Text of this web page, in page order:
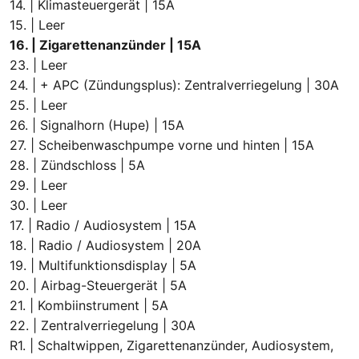
14. | Klimasteuergerät | 15A
15. | Leer
16. | Zigarettenanzünder | 15A
23. | Leer
24. | + APC (Zündungsplus): Zentralverriegelung | 30A
25. | Leer
26. | Signalhorn (Hupe) | 15A
27. | Scheibenwaschpumpe vorne und hinten | 15A
28. | Zündschloss | 5A
29. | Leer
30. | Leer
17. | Radio / Audiosystem | 15A
18. | Radio / Audiosystem | 20A
19. | Multifunktionsdisplay | 5A
20. | Airbag-Steuergerät | 5A
21. | Kombiinstrument | 5A
22. | Zentralverriegelung | 30A
R1. | Schaltwippen, Zigarettenanzünder, Audiosystem,